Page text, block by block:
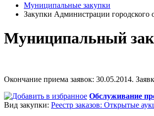
Муниципальные закупки
Закупки Администрации городского
Муниципальный
Окончание приема заявок: 30.05.2014.
Обслуживание
Вид закупки: Реестр заказов: Открытые